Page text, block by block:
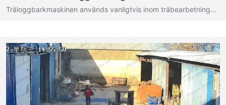
Träloggbarkmaskinen används vanligtvis inom träbearbetning…